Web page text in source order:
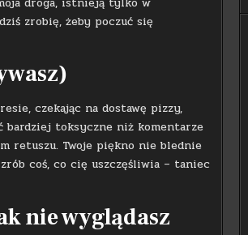
zrobię, żeby poczuć się
czekając na dostawę pizzy,
bardziej toksyczne niż komentarze
retuszu. Twoje piękno nie blednie
coś, co cię uszczęśliwia – taniec
nie wyglądasz